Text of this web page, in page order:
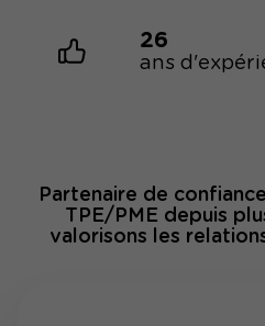
26
ans
Partenaire de
TPE/PME depuis
valorisons les